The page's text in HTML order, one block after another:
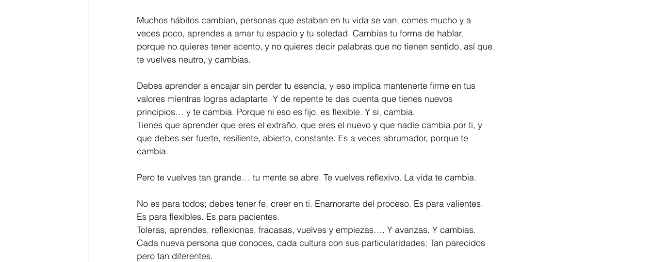
Muchos hábitos cambian, personas que estaban en tu vida se van, comes mucho y a
veces poco, aprendes a amar tu espacio y tu soledad. Cambias tu forma de hablar,
porque no quieres tener acento, y no quieres decir palabras que no tienen sentido, así que
te vuelves neutro, y cambias.
Debes aprender a encajar sin perder tu esencia, y eso implica mantenerte firme en tus
valores mientras logras adaptarte. Y de repente te das cuenta que tienes nuevos
principios… y te cambia. Porque ni eso es fijo, es flexible. Y si, cambia.
Tienes que aprender que eres el extraño, que eres el nuevo y que nadie cambia por ti, y
que debes ser fuerte, resiliente, abierto, constante. Es a veces abrumador, porque te
cambia.
Pero te vuelves tan grande… tu mente se abre. Te vuelves reflexivo. La vida te cambia.
No es para todos; debes tener fe, creer en ti. Enamorarte del proceso. Es para valientes.
Es para flexibles. Es para pacientes.
Toleras, aprendes, reflexionas, fracasas, vuelves y empiezas…. Y avanzas. Y cambias.
Cada nueva persona que conoces, cada cultura con sus particularidades; Tan parecidos
pero tan diferentes.